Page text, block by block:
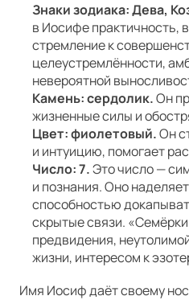
Знаки зодиака: Дева,
в Иосифе практичность,
стремление к
целеустремлённости,
невероятной
Камень: сердолик.Он
жизненные силы и
Цвет: фиолетовый.Он
и интуицию, помогает
Число: 7.Это число —
и познания. Оно
способностью
скрытые связи.
предвидения,
жизни, интересом к
Имя Иосиф даёт своему